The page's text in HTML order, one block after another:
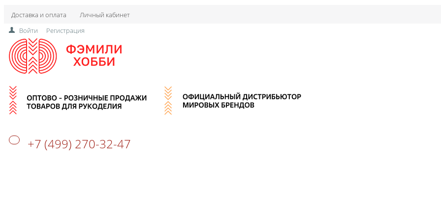
Доставка и оплата Личный кабинет
Войти Регистрация
+7 (499) 270-32-47